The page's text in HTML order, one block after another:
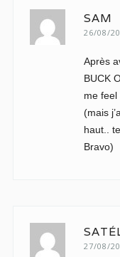
SAM
26/08/
Après
BUCK
me
(mais
haut..
Bravo)
27/08/